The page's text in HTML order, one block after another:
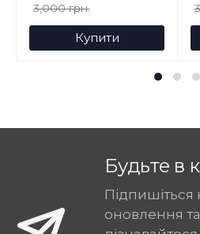
3,000 грн.
Купити
Будьте в
Підпишіться
оновлення та